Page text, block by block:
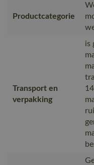
Productcategorie
Transport en
verpakking
is